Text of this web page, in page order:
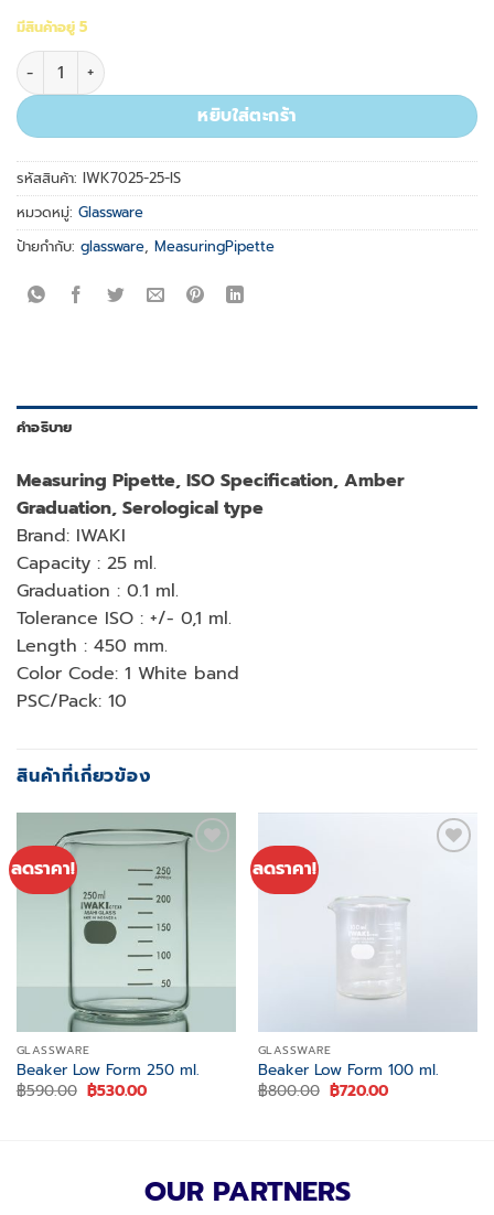
มีสินค้าอยู่ 5
จำนวน Meas. Pipette, Sero Type, 25 ml, Color Code ISO
หยิบใส่ตะกร้า
รหัสสินค้า: IWK7025-25-IS
หมวดหมู่: Glassware
ป้ายกำกับ: glassware, MeasuringPipette
คำอธิบาย
Measuring Pipette, ISO Specification, Amber
Graduation, Serological type
Brand: IWAKI
Capacity : 25 ml.
Graduation : 0.1 ml.
Tolerance ISO : +/- 0,1 ml.
Length : 450 mm.
Color Code: 1 White band
PSC/Pack: 10
สินค้าที่เกี่ยวข้อง
ลดราคา!
GLASSWARE
Beaker Low Form 250 ml.
฿590.00 Original
price
฿530.00Current
ลดราคา!
GLASSWARE
Beaker Low Form 100 ml.
฿800.00 Original
price
฿720.00Current
OUR PARTNERS